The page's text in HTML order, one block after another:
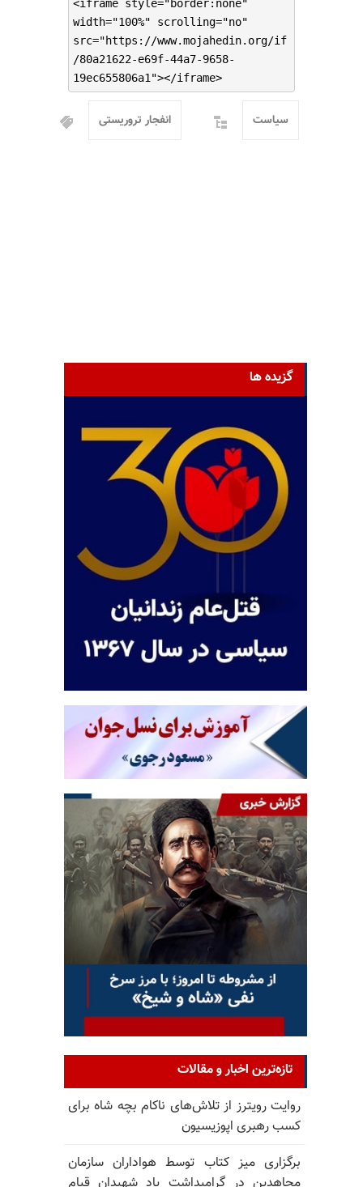
<iframe style="border:none"
width="100%" scrolling="no"
src="https://www.mojahedin.org/if
/80a21622-e69f-44a7-9658-
19ec655806a1"></iframe>
انفجار تروریستی سیاست
گزیده ها
تازه‌ترین اخبار و مقالات
روایت رویترز از تلاش‌های ناکام بچه شاه برای
کسب رهبری اپوزیسیون
برگزاری میز کتاب توسط هواداران سازمان